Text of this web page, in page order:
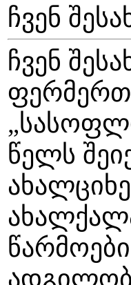
ჩვენ
ჩვენ
წელს